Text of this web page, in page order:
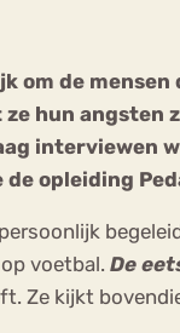
om de
hun angsten
interviewen
opleiding
voetbal. De
Ze kijkt